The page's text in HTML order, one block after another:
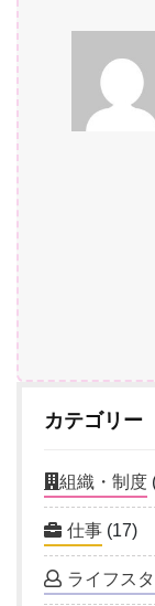
カテゴリー
組織・制度
仕事 (17)
ライフス